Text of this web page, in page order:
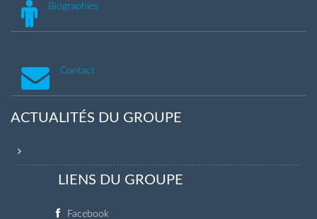
Biographies
Contact
ACTUALITÉS DU GROUPE
LIENS DU GROUPE
Facebook